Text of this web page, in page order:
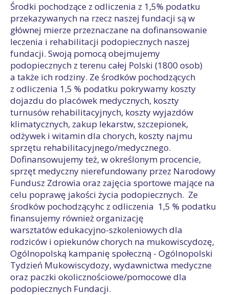
Środki pochodzące z odliczenia z 1,5% podatku
przekazywanych na rzecz naszej fundacji są w
głównej mierze przeznaczane na dofinansowanie
leczenia i rehabilitacji podopiecznych naszej
fundacji. Swoją pomocą obejmujemy
podopiecznych z terenu całej Polski (1800 osob)
a także ich rodziny. Ze środków pochodzących
z odliczenia 1,5 % podatku pokrywamy koszty
dojazdu do placówek medycznych, koszty
turnusów rehabilitacyjnych, koszty wyjazdów
klimatycznych, zakup lekarstw, szczepionek,
odżywek i witamin dla chorych, koszty najmu
sprzętu rehabilitacyjnego/medycznego.
Dofinansowujemy też, w określonym procencie,
sprzęt medyczny nierefundowany przez Narodowy
Fundusz Zdrowia oraz zajęcia sportowe mające na
celu poprawę jakości życia podopiecznych. Ze
środków pochodzącyhc z odliczenia 1,5 % podatku
finansujemy również organizację
warsztatów edukacyjno-szkoleniowych dla
rodziców i opiekunów chorych na mukowiscydozę,
Ogólnopolską kampanię społeczną - Ogólnopolski
Tydzień Mukowiscydozy, wydawnictwa medyczne
oraz paczki okolicznościowe/pomocowe dla
podopiecznych Fundacji.